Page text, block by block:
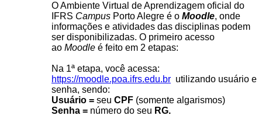
O Ambiente Virtual de Aprendizagem oficial do
IFRS Campus Porto Alegre é o Moodle, onde
informações e atividades das disciplinas podem
ser disponibilizadas. O primeiro acesso
ao Moodle é feito em 2 etapas:
Na 1ª etapa, você acessa:
https://moodle.poa.ifrs.edu.br utilizando usuário e
senha, sendo:
Usuário = seu CPF (somente algarismos)
Senha = número do seu RG.